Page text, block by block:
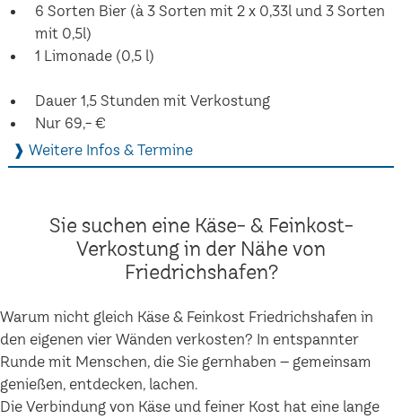
6 Sorten Bier (à 3 Sorten mit 2 x 0,33l und 3 Sorten
mit 0,5l)
1 Limonade (0,5 l)
Dauer 1,5 Stunden mit Verkostung
Nur 69,- €
❱ Weitere Infos & Termine
Sie suchen eine Käse- & Feinkost-
Verkostung in der Nähe von
Friedrichshafen?
Warum nicht gleich Käse & Feinkost Friedrichshafen in
den eigenen vier Wänden verkosten? In entspannter
Runde mit Menschen, die Sie gernhaben – gemeinsam
genießen, entdecken, lachen.
Die Verbindung von Käse und feiner Kost hat eine lange